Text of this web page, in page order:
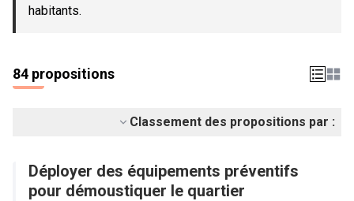
habitants.
84 propositions
Classement des propositions par :
Déployer des équipements préventifs
pour démoustiquer le quartier